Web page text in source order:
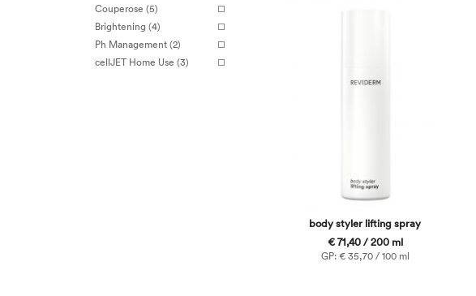
Couperose (5)
Brightening (4)
Ph Management (2)
cellJET Home Use (3)
body styler lifting spray
€ 71,40 / 200 ml
GP: € 35,70 / 100 ml